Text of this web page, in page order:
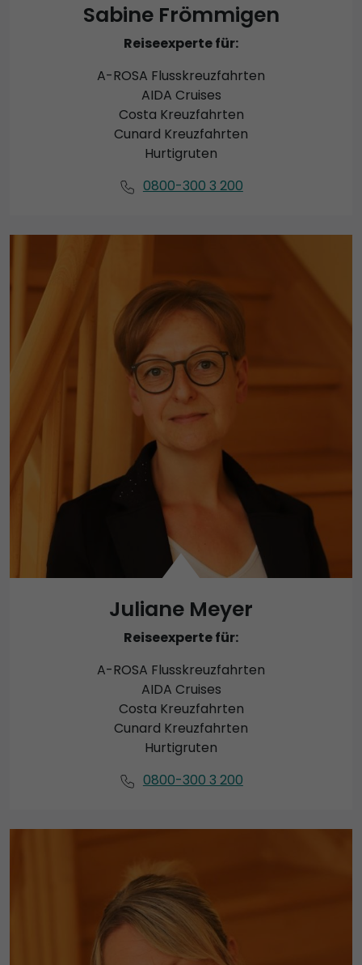
Sabine Frömmigen
Reiseexperte für:
A-ROSA Flusskreuzfahrten
AIDA Cruises
Costa Kreuzfahrten
Cunard Kreuzfahrten
Hurtigruten
0800-300 3 200
Juliane Meyer
Reiseexperte für:
A-ROSA Flusskreuzfahrten
AIDA Cruises
Costa Kreuzfahrten
Cunard Kreuzfahrten
Hurtigruten
0800-300 3 200